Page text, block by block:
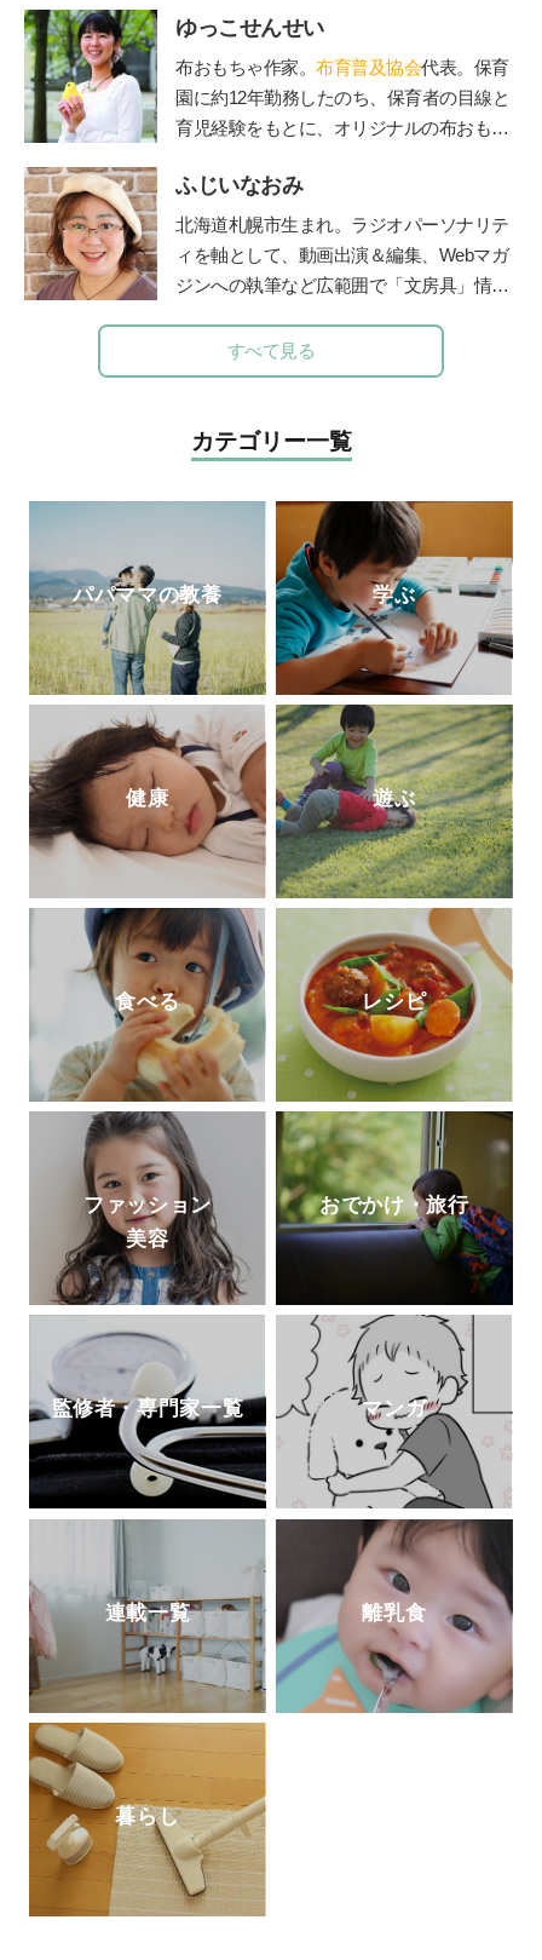
どものみかた 春夏秋冬』（福音館書
店）、『あなたが自分らしく生きれば、子
どもは幸せに育ちます』（小学館）、親向
けに『保育歴50年！愛子さんの子育てお悩
は、「みんなの学校」の木村泰子さんとの
対談『保育も教育も「教える」から「学
び」に変わらなきゃ』（小学館）。「りん
ごの木」HP
http://ringono-ki.org/
ゆっこせんせい
布おもちゃ作家。 布育普及協会代表。保育
園に約12年勤務したのち、保育者の目線と
育児経験をもとに、オリジナルの布おもち
とい」を立ち上げ、保育者を対象にした
「保育セミナー」や子育て中のお母さん、
お父さんを対象にした「布おもちゃ講座」
で講師として活躍している。布おもちゃ作
のすすめ～ちゃんと遊べばちゃんと育つ
ふじいなおみ
北海道札幌市生まれ。ラジオパーソナリテ
ィを軸として、動画出演＆編集、Webマガ
ジンへの執筆など広範囲で「文房具」情報
て活動。社会人になったときに両親から贈
られた万年筆に、黒以外の様々な色のイン
クコレクター(インク沼)になる。ご当地イ
ンクが特に大好物。一人ムスメ(2015年生
まれ)の母親としての視点から文房具を観
察し、レビュー記事を執筆している。
すべて見る
カテゴリー一覧
パパママの教養 学ぶ
健康 遊ぶ
食べる レシピ
ファッション
美容
おでかけ・旅行
監修者・専門家一覧 マンガ
連載一覧 離乳食
暮らし